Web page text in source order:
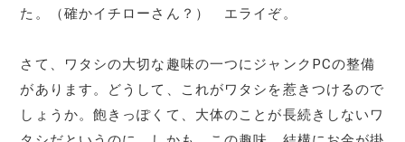
た。（確かイチローさん？） エライぞ。
さて、ワタシの大切な趣味の一つにジャンクPCの整備
があります。どうして、これがワタシを惹きつけるので
しょうか。飽きっぽくて、大体のことが長続きしないワ